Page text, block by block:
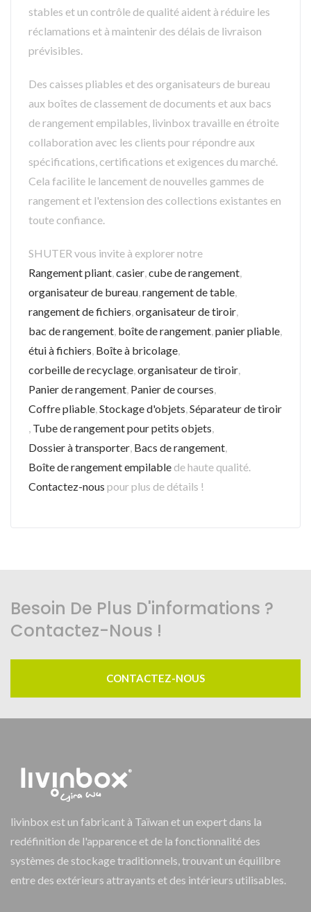
stables et un contrôle de qualité aident à réduire les
réclamations et à maintenir des délais de livraison
prévisibles.
Des caisses pliables et des organisateurs de bureau
aux boîtes de classement de documents et aux bacs
de rangement empilables, livinbox travaille en étroite
collaboration avec les clients pour répondre aux
spécifications, certifications et exigences du marché.
Cela facilite le lancement de nouvelles gammes de
rangement et l'extension des collections existantes en
toute confiance.
SHUTER vous invite à explorer notre
Rangement pliant,casier,cube de rangement,
organisateur de bureau,rangement de table,
rangement de fichiers,organisateur de tiroir,
bac de rangement, boîte de rangement,panier pliable,
étui à fichiers, Boîte à bricolage,
corbeille de recyclage,organisateur de tiroir,
Panier de rangement, Panier de courses,
Coffre pliable,Stockage d'objets,Séparateur de tiroir
, Tube de rangement pour petits objets,
Dossier à transporter, Bacs de rangement,
Boîte de rangement empilable de haute qualité.
Contactez-nous pour plus de détails !
Besoin De Plus D'informations ?
Contactez-Nous !
CONTACTEZ-NOUS
livinbox est un fabricant à Taïwan et un expert dans la
redéfinition de l'apparence et de la fonctionnalité des
systèmes de stockage traditionnels, trouvant un équilibre
entre des extérieurs attrayants et des intérieurs utilisables.